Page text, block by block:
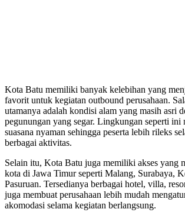
Kota Batu memiliki banyak kelebihan yang
favorit untuk kegiatan outbound perusahaan.
utamanya adalah kondisi alam yang masih asri
pegunungan yang segar. Lingkungan seperti ini
suasana nyaman sehingga peserta lebih rileks
berbagai aktivitas.
Selain itu, Kota Batu juga memiliki akses yang
kota di Jawa Timur seperti Malang, Surabaya,
Pasuruan. Tersedianya berbagai hotel, villa,
juga membuat perusahaan lebih mudah
akomodasi selama kegiatan berlangsung.